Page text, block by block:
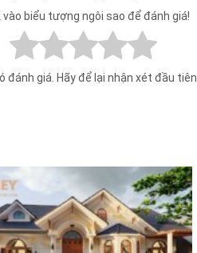
vào biểu tượng ngôi sao để đánh giá!
đánh giá. Hãy để lại nhận xét đầu tiên